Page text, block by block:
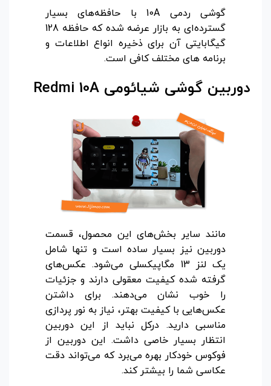
گوشی ردمی 10A با حافظه‌های بسیار
گسترده‌ای به بازار عرضه شده که حافظه 128
گیگابایتی آن برای ذخیره انواع اطلاعات و
برنامه های مختلف کافی است.
دوربین گوشی شیائومی Redmi 10A
مانند سایر بخش‌های این محصول، قسمت
دوربین نیز بسیار ساده است و تنها شامل
یک لنز 13 مگاپیکسلی می‌شود. عکس‌های
گرفته شده کیفیت معقولی دارند و جزئیات
را خوب نشان می‌دهند. برای داشتن
عکس‌هایی با کیفیت بهتر، نیاز به نور پردازی
مناسبی دارید. درکل نباید از این دوربین
انتظار بسیار خاصی داشت. این دوربین از
فوکوس خودکار بهره می‌برد که می‌تواند دقت
عکاسی شما را بیشتر کند.